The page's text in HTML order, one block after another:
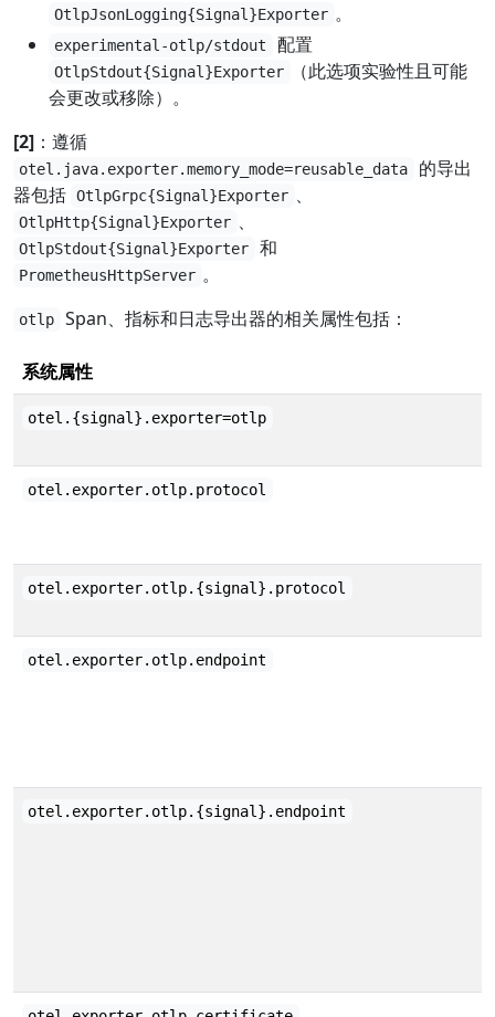
OtlpJsonLogging{Signal}Exporter 。
experimental-otlp/stdout 配置
OtlpStdout{Signal}Exporter
（此选项实验性且可能
会更改或移除）。
[2] ：遵循
otel.java.exporter.memory_mode=reusable_data
的导出
器包括 OtlpGrpc{Signal}Exporter 、
OtlpHttp{Signal}Exporter 、
OtlpStdout{Signal}Exporter 和
PrometheusHttpServer 。
otlp Span、指标和日志导出器的相关属性包括：
系统属性
otel.{signal}.exporter=otlp
otel.exporter.otlp.protocol
otel.exporter.otlp.{signal}.protocol
otel.exporter.otlp.endpoint
otel.exporter.otlp.{signal}.endpoint